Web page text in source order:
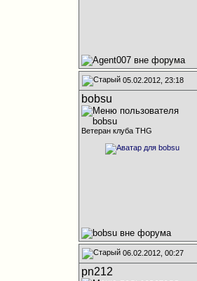
05.02.2012, 23:18
bobsu
Ветеран клуба THG
06.02.2012, 00:27
pn212